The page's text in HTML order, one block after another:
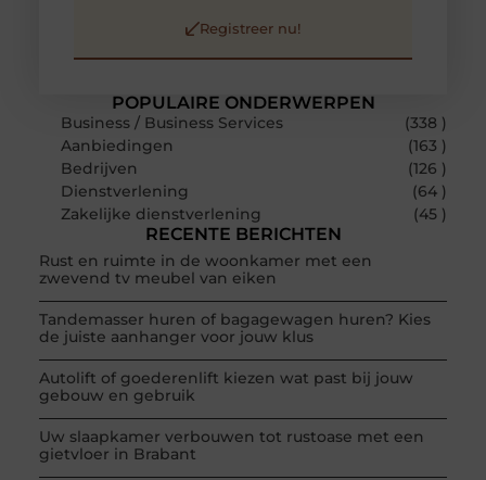
POPULAIRE ONDERWERPEN
Business / Business Services
(338 )
Aanbiedingen
(163 )
Bedrijven
(126 )
Dienstverlening
(64 )
Zakelijke dienstverlening
(45 )
RECENTE BERICHTEN
Rust en ruimte in de woonkamer met een
zwevend tv meubel van eiken
Tandemasser huren of bagagewagen huren? Kies
de juiste aanhanger voor jouw klus
Autolift of goederenlift kiezen wat past bij jouw
gebouw en gebruik
Uw slaapkamer verbouwen tot rustoase met een
gietvloer in Brabant
Registreer nu!